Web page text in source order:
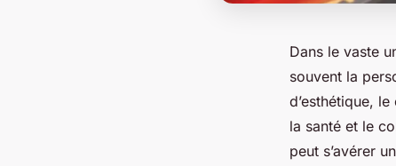
Dans le vaste
souvent la
d’esthétique,
la santé et le
peut s’avérer